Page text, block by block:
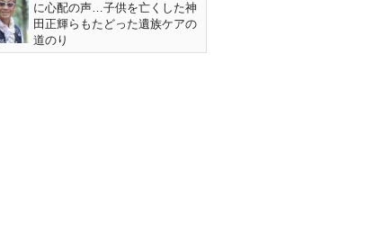
に心配の声…子供を亡くした神
田正輝らもたどった遺族ケアの
道のり